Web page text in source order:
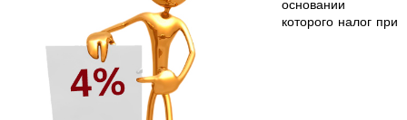
Квартиры
Дома
Новостройки
Коммерческие объекты
основании
которого налог при